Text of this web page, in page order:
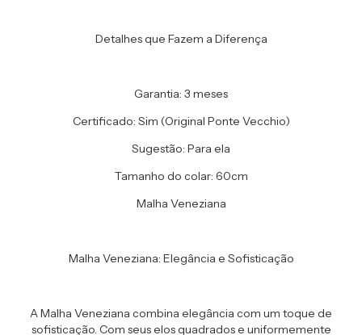
Detalhes que Fazem a Diferença
Garantia: 3 meses
Certificado: Sim (Original Ponte Vecchio)
Sugestão: Para ela
Tamanho do colar: 60cm
Malha Veneziana
Malha Veneziana: Elegância e Sofisticação
A Malha Veneziana combina elegância com um toque de
sofisticação. Com seus elos quadrados e uniformemente